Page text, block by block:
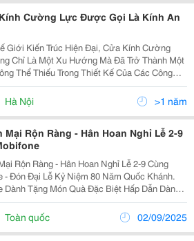
Cường Lực Được Gọi Là Kính An
Giới Kiến Trúc Hiện Đại, Cửa Kính Cường
Chỉ Là Một Xu Hướng Mà Đã Trở Thành Một
Thể Thiếu Trong Thiết Kế Của Các Công
Dụng Đến Thương Mại. Với Vẻ Ngoài
Và Khả Năng Tận Dụng Ánh Sáng Tự
Hà Nội >1 năm
Mại Rộn Ràng - Hân Hoan Nghỉ Lễ 2-9
Rộn Ràng - Hân Hoan Nghỉ Lễ 2-9 Cùng
Dành Tặng Món Quà Đặc Biệt Hấp Dẫn Dành
Bao Trả Trước: + Tặng Ngay 50% Giá
Trị Nạp Tiền + Khi Nạp Từ 80.000Đ Trở Lên Vào...
Toàn quốc 02/09/2025